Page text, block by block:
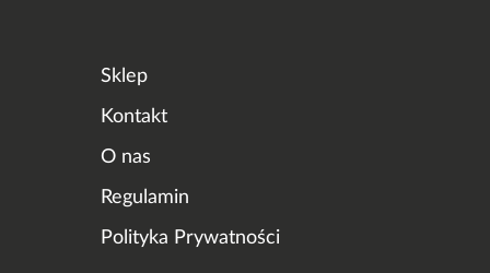
Sklep
Kontakt
O nas
Regulamin
Polityka Prywatności